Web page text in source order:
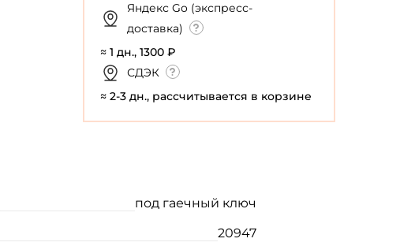
Яндекс Go (экспресс-
доставка)
≈ 1 дн., 1300 ₽
СДЭК
≈ 2-3 дн., рассчитывается в корзине
под гаечный ключ
20947